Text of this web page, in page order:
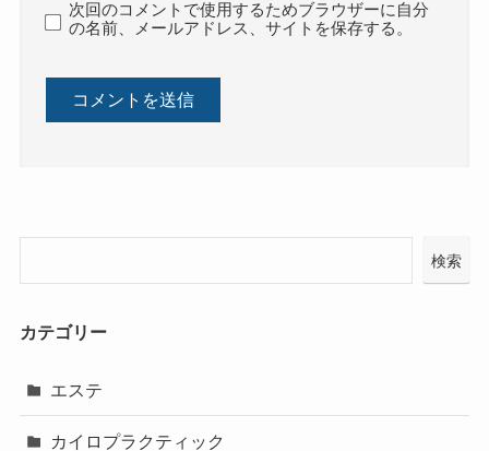
次回のコメントで使用するためブラウザーに自分
の名前、メールアドレス、サイトを保存する。
検索
カテゴリー
エステ
カイロプラクティック